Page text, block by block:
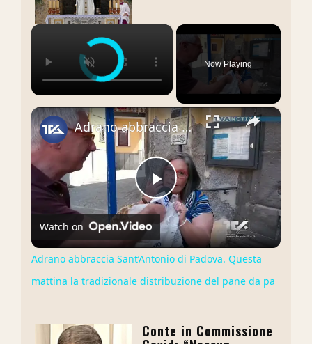
×
Now Playing
×
Play
Video
Adrano abbraccia Sant’Antonio di Padova. Questa mattina la tradizionale distribuzione del pane da pa
Watch on
Adrano abbraccia Sant’Antonio di Padova. Questa
mattina la tradizionale distribuzione del pane da pa
Conte in Commissione